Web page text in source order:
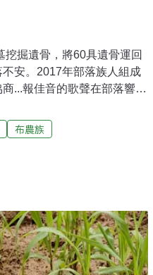
掘遺骨，將60具遺骨運回
安。2017年部落族人組成
...報佳音的歌聲在部落響
蓮縣萬榮鄉唯一的布農族
的布農族人，在日本集團
落耆老當時聽到祖先墳墓
當年的公墓早已被雜草掩
布農族